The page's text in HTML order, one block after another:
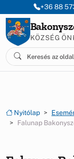
Ugrás a menüre
Ugrás a +36 88
KÖZSÉG
Nyitólap
Falunap